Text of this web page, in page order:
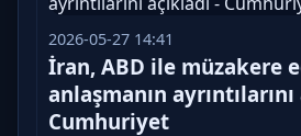
2026-05-27 14:41
İran, ABD ile müzakere
anlaşmanın ayrıntılarını
Cumhuriyet